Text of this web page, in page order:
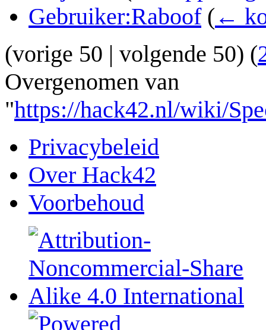
Gebruiker:Raboof ( ←
(vorige 50 | volgende 50) (
Overgenomen van
"https://hack42.nl/wiki/
Privacybeleid
Over Hack42
Voorbehoud